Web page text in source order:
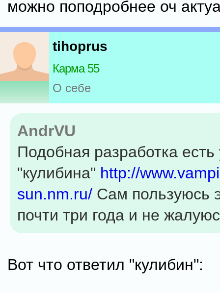
можно поподробнее оч
tihoprus
Карма 55
О себе
AndrVU
Подобная разработка
"кулибина" http://
sun.nm.ru/ Сам пользуюсь
почти три года и не
Вот что ответил "кулибин":